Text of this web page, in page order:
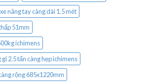
xe nâng tay càng dài 1.5 mét
51mm
ichimens
2.5 tấn càng hẹp ichimens
rộng 685x1220mm